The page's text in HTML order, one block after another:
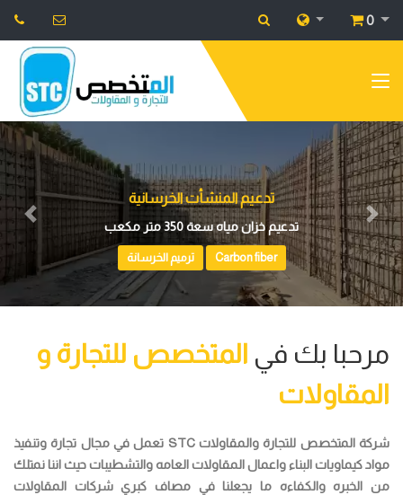
0
هيئة قناة السويس
ارضيات فينيل وايبوكسي
Flooring Systems انظمة الارضيات
Previous Next
مرحبا بك في المتخصص للتجارة و
المقاولات
شركة المتخصص للتجارة والمقاولات STC تعمل في مجال تجارة وتنفيذ
مواد كيماويات البناء واعمال المقاولات العامه والتشطيبات حيث اننا نمتلك
من الخبره والكفاءه ما يجعلنا في مصاف كبري شركات المقاولات